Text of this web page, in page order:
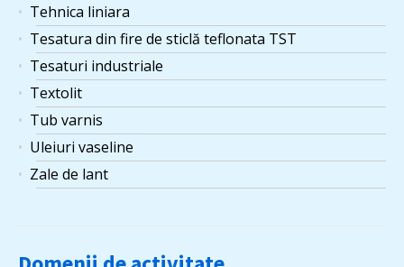
Tehnica liniara
Tesatura din fire de sticlă teflonata TST
Tesaturi industriale
Textolit
Tub varnis
Uleiuri vaseline
Zale de lant